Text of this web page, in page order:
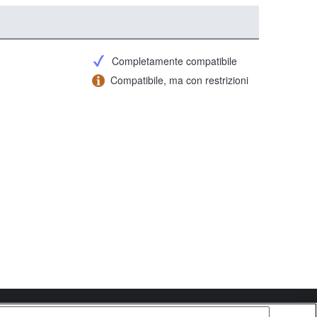
Completamente compatibile
Compatibile, ma con restrizioni
2026 Sony Corporation